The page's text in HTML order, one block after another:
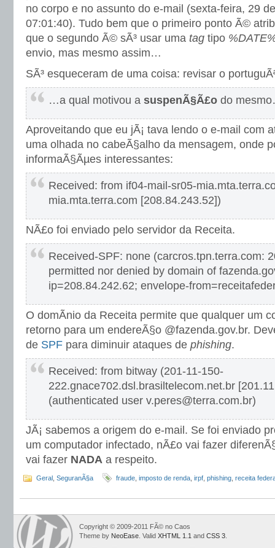
no corpo e no assunto do e-mail (sexta-feira, 29
07:01:40). Tudo bem que o primeiro ponto Ã©
que o segundo Ã© sÃ³ usar uma tag tipo
envio, mas mesmo assim…
SÃ³ esqueceram de uma coisa: revisar o
…a qual motivou a suspenÃ§Ã£o do
Aproveitando que eu jÃ¡ tava lendo o e-mail com
uma olhada no cabeÃ§alho da mensagem, onde
informaÃ§Ãµes interessantes:
Received: from if04-mail-sr05-
mia.mta.terra.com [208.84.243.52])
NÃ£o foi enviado pelo servidor da Receita.
Received-SPF: none (carcros.tpn.terra.com:
permitted nor denied by domain of
ip=208.84.242.62; envelope-
O domÃ­nio da Receita permite que qualquer um
retorno para um endereÃ§o @fazenda.gov.br.
de SPF para diminuir ataques de phishing.
Received: from bitway (201-11-150-
222.gnace702.dsl.brasiltelecom.net.br
(authenticated user v.peres@terra.com.br)
JÃ¡ sabemos a origem do e-mail. Se foi enviado
um computador infectado, nÃ£o vai fazer
vai fazer NADA a respeito.
Geral SeguranÃ§a fraude imposto de renda irpf phishing receita
Copyright © 2009-2011 FÃ© no Caos
Theme by NeoEase . Valid XHTML 1.1 and CSS 3